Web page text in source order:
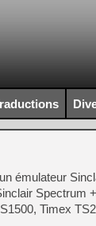
émulateur
Spectrum
Timex